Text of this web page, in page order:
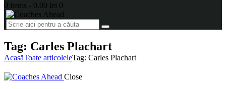
0 items - 0.00 lei 0
Tag: Carles Plachart
AcasăToate articoleleTag: Carles Plachart
Close